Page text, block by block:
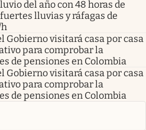
del año con 48 horas de
lluvias y ráfagas de
Gobierno visitará casa por casa
para comprobar la
de pensiones en Colombia
Gobierno visitará casa por casa
para comprobar la
de pensiones en Colombia